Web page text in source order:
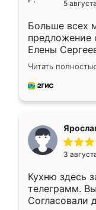
5
Больше всех
предложение
Елены
короткие
для замера
предложил
Читать
3
Кухню здесь
телеграмм.
Согласовали